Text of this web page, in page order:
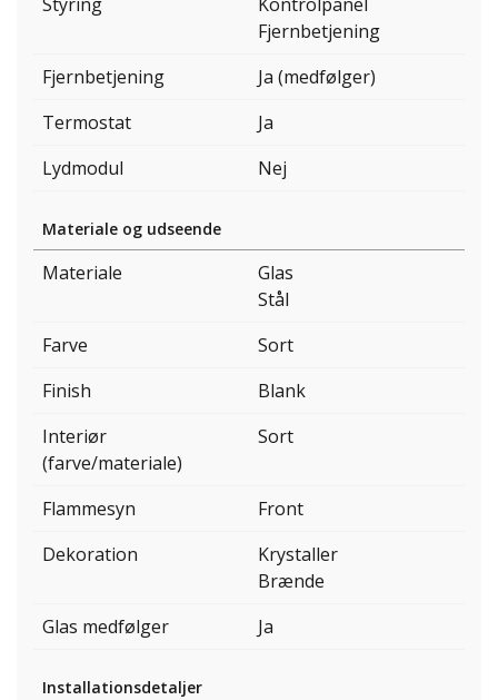
Fjernbetjening
Fjernbetjening
Ja (medfølger)
Termostat
Ja
Lydmodul
Nej
Materiale og udseende
Materiale
Glas
Stål
Farve
Sort
Finish
Blank
Interiør
(farve/materiale)
Sort
Flammesyn
Front
Dekoration
Krystaller
Brænde
Glas medfølger
Ja
Installationsdetaljer